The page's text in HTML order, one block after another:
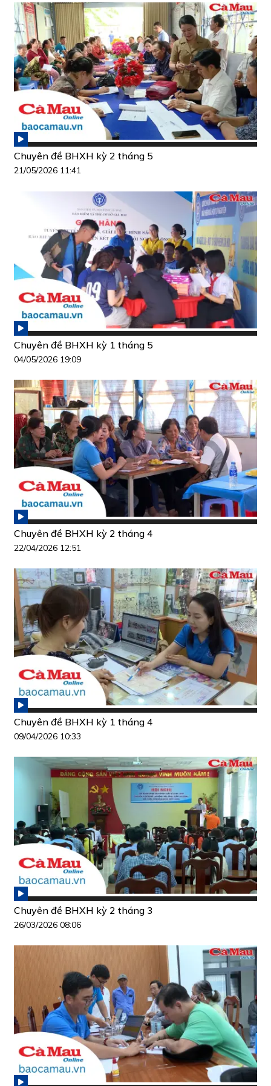
Chuyên đề BHXH kỳ 2 tháng 5
21/05/2026 11:41
Chuyên đề BHXH kỳ 1 tháng 5
04/05/2026 19:09
Chuyên đề BHXH kỳ 2 tháng 4
22/04/2026 12:51
Chuyên đề BHXH kỳ 1 tháng 4
09/04/2026 10:33
Chuyên đề BHXH kỳ 2 tháng 3
26/03/2026 08:06